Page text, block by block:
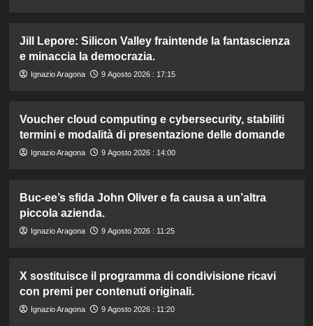
Jill Lepore: Silicon Valley fraintende la fantascienza
e minaccia la democrazia.
Ignazio Aragona 9 Agosto 2026 : 17:15
Voucher cloud computing e cybersecurity, stabiliti
termini e modalità di presentazione delle domande
Ignazio Aragona 9 Agosto 2026 : 14:00
Buc-ee’s sfida John Oliver e fa causa a un’altra
piccola azienda.
Ignazio Aragona 9 Agosto 2026 : 11:25
X sostituisce il programma di condivisione ricavi
con premi per contenuti originali.
Ignazio Aragona 9 Agosto 2026 : 11:20